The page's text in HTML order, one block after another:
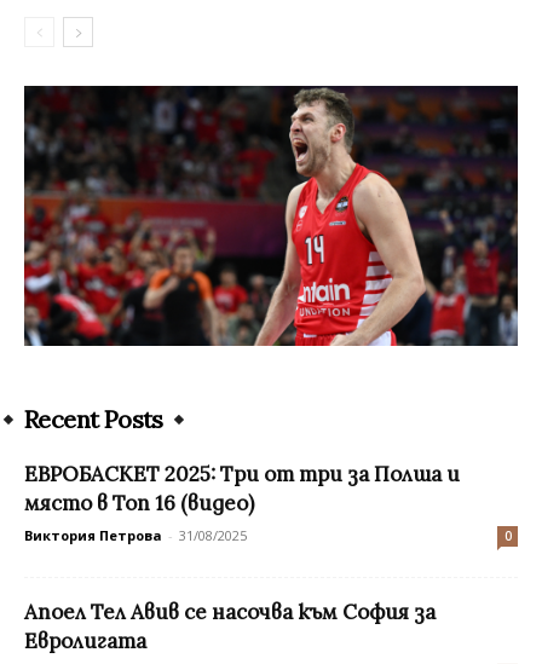
Recent Posts
ЕВРОБАСКЕТ 2025: Три от три за Полша и
място в Топ 16 (видео)
Виктория Петрова - 31/08/2025 0
Апоел Тел Авив се насочва към София за
Евролигата